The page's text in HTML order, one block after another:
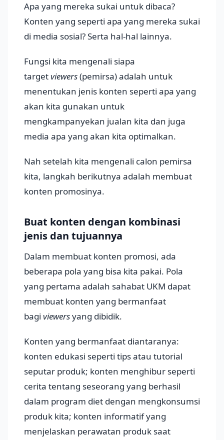
Apa yang mereka sukai untuk dibaca?
Konten yang seperti apa yang mereka sukai
di media sosial? Serta hal-hal lainnya.
Fungsi kita mengenali siapa
targetviewers(pemirsa) adalah untuk
menentukan jenis konten seperti apa yang
akan kita gunakan untuk
mengkampanyekan jualan kita dan juga
media apa yang akan kita optimalkan.
Nah setelah kita mengenali calon pemirsa
kita, langkah berikutnya adalah membuat
konten promosinya.
Buat konten dengan kombinasi
jenis dan tujuannya
Dalam membuat konten promosi, ada
beberapa pola yang bisa kita pakai. Pola
yang pertama adalah sahabat UKM dapat
membuat konten yang bermanfaat
bagi viewersyang dibidik.
Konten yang bermanfaat diantaranya:
konten edukasi seperti tips atau tutorial
seputar produk; konten menghibur seperti
cerita tentang seseorang yang berhasil
dalam program diet dengan mengkonsumsi
produk kita; konten informatif yang
menjelaskan perawatan produk saat